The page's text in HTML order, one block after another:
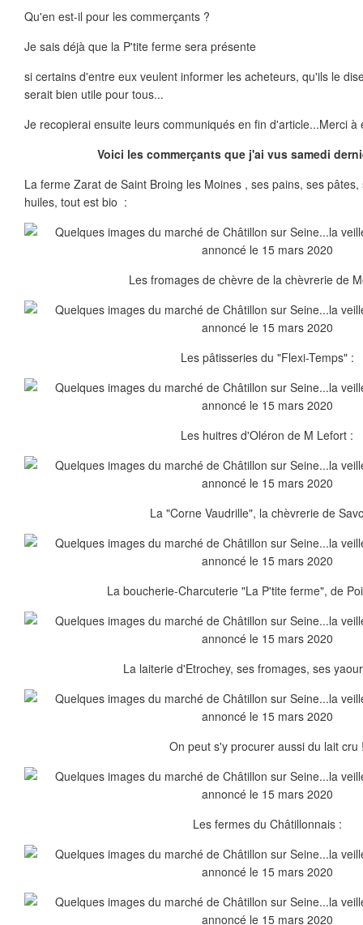
Qu'en est-il pour les commerçants ?
Je sais déjà que la P'tite ferme sera présente
si certains d'entre eux veulent informer les acheteurs, qu'ils le
serait bien utile pour tous...
Je recopierai ensuite leurs communiqués en fin d'article...Merci à
Voici les commerçants que j'ai vus samedi
La ferme Zarat de Saint Broing les Moines , ses pains, ses
huiles, tout est bio :
Les fromages de chèvre de la chèvrerie de
Les pâtisseries du "Flexi-Temps" :
Les huitres d'Oléron de M Lefort :
La "Corne Vaudrille", la chèvrerie de
La boucherie-Charcuterie "La P'tite ferme", de
La laiterie d'Etrochey, ses fromages, ses
On peut s'y procurer aussi du lait cru
Les fermes du Châtillonnais :